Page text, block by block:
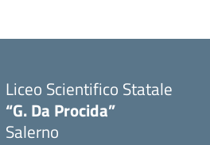
Liceo Scientifico Statale
“G. Da Procida”
Salerno